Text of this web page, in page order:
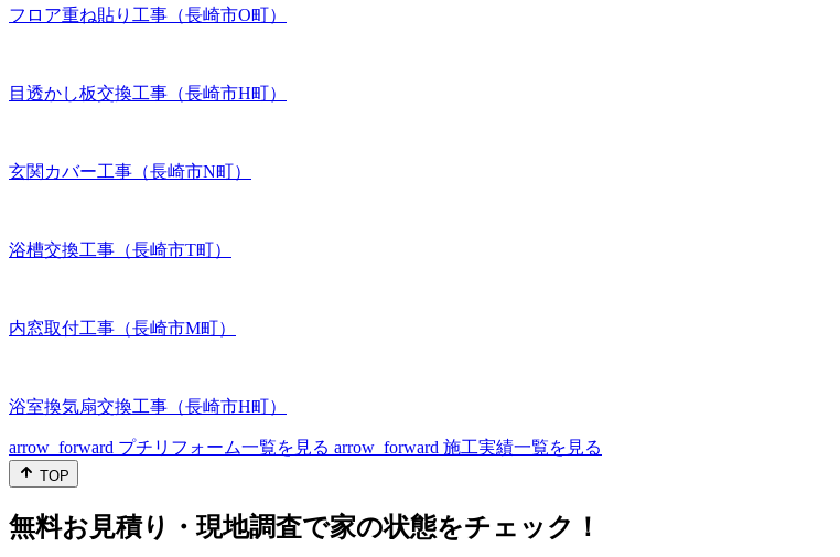
フロア重ね貼り工事（長崎市O町）
目透かし板交換工事（長崎市H町）
玄関カバー工事（長崎市N町）
浴槽交換工事（長崎市T町）
内窓取付工事（長崎市M町）
浴室換気扇交換工事（長崎市H町）
arrow_forward プチリフォーム一覧を見る arrow_forward 施工実績一覧を見る
TOP
無料お見積り・現地調査で家の状態をチェック！